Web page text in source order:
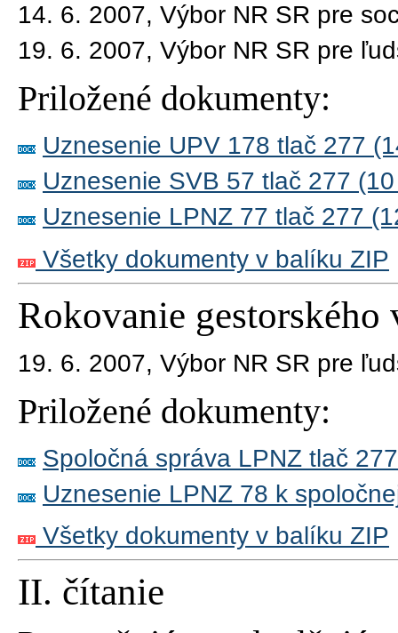
14. 6. 2007, Výbor NR SR pre
19. 6. 2007, Výbor NR SR pre
Priložené dokumenty:
Uznesenie UPV 178 tlač 277
Uznesenie SVB 57 tlač 277
Uznesenie LPNZ 77 tlač 277
Všetky dokumenty v balíku ZIP
Rokovanie gestorského
19. 6. 2007, Výbor NR SR pre
Priložené dokumenty:
Spoločná správa LPNZ tlač
Uznesenie LPNZ 78 k
Všetky dokumenty v balíku ZIP
II. čítanie